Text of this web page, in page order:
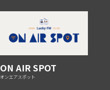
ON AIR SPOT
オンエアスポット